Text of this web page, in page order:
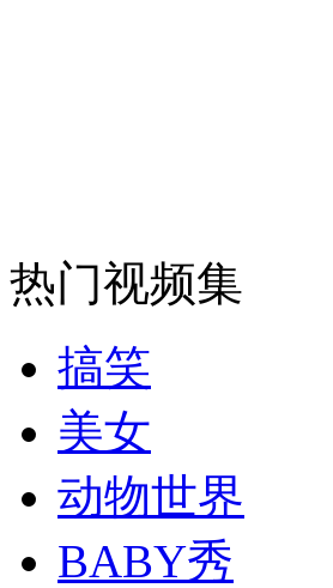
纽约上演“枕头大战”
司机酒驾遇交警 急速倒车逃窜
热门视频集
搞笑
美女
动物世界
BABY秀